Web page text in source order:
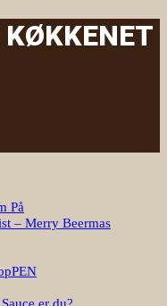
På
– Merry Beermas